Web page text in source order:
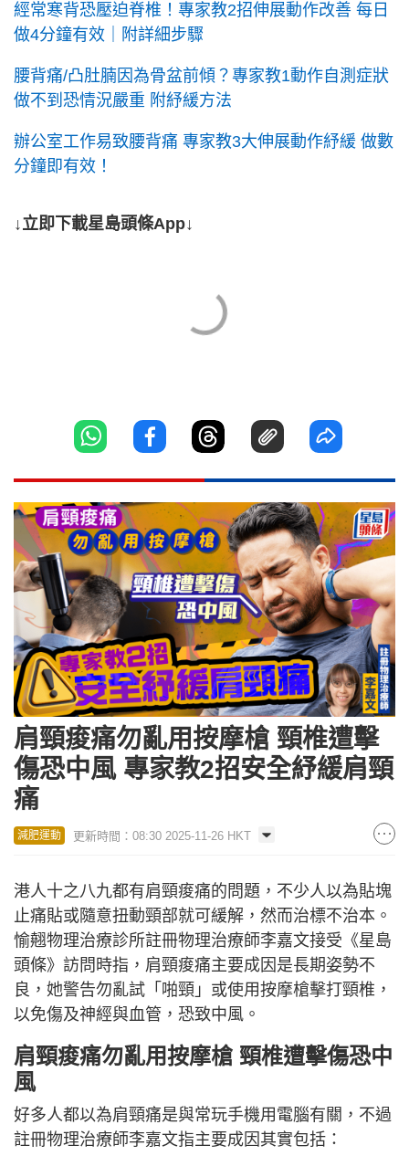
經常寒背恐壓迫脊椎！專家教2招伸展動作改善 每日
做4分鐘有效｜附詳細步驟
腰背痛/凸肚腩因為骨盆前傾？專家教1動作自測症狀
做不到恐情況嚴重 附紓緩方法
辦公室工作易致腰背痛 專家教3大伸展動作紓緩 做數
分鐘即有效！
↓立即下載星島頭條App↓
肩頸痠痛勿亂用按摩槍 頸椎遭擊
傷恐中風 專家教2招安全紓緩肩頸
痛
減肥運動 更新時間：08:30 2025-11-26 HKT
港人十之八九都有肩頸痠痛的問題，不少人以為貼塊
止痛貼或隨意扭動頸部就可緩解，然而治標不治本。
愉翹物理治療診所註冊物理治療師李嘉文接受《星島
頭條》訪問時指，肩頸痠痛主要成因是長期姿勢不
良，她警告勿亂試「啪頸」或使用按摩槍擊打頸椎，
以免傷及神經與血管，恐致中風。
肩頸痠痛勿亂用按摩槍 頸椎遭擊傷恐中
風
好多人都以為肩頸痛是與常玩手機用電腦有關，不過
註冊物理治療師李嘉文指主要成因其實包括：